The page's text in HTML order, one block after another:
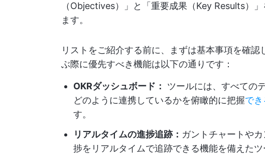
（Objectives）」と「重要成果（Key Results）
ます。
リストをご紹介する前に、まずは基本事項を確
ぶ際に優先すべき機能は以下の通りです：
OKRダッシュボード：
ツールには、すべての
どのように連携しているかを俯瞰的に把握で
す。
リアルタイムの進捗追跡： ガントチャートや
捗をリアルタイムで追跡できる機能を備えた